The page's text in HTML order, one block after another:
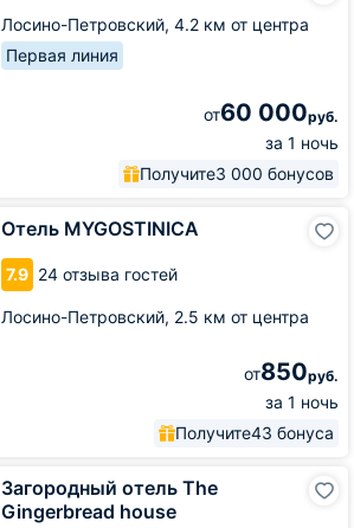
Лосино-Петровский, 4.2 км от центра
Первая линия
от60 000руб.
за 1 ночь
Получите3 000 бонусов
Отель MYGOSTINICA
7.9 24 отзыва гостей
Лосино-Петровский, 2.5 км от центра
от850руб.
за 1 ночь
Получите43 бонуса
Загородный отель The
Gingerbread house